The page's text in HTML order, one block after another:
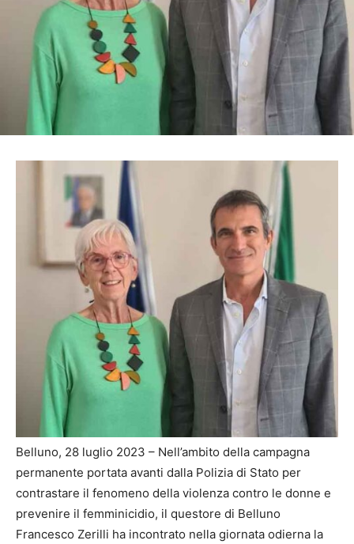
Belluno, 28 luglio 2023 – Nell’ambito della campagna
permanente portata avanti dalla Polizia di Stato per
contrastare il fenomeno della violenza contro le donne e
prevenire il femminicidio, il questore di Belluno
Francesco Zerilli ha incontrato nella giornata odierna la